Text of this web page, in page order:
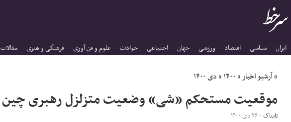
ایران سیاسی اقتصاد ورزشی جهان اجتماعی حوادث علوم و فن آوری فرهنگی و هنری مقالات
»آرشیو اخبار»۱۴۰۰»دی ۱۴۰۰
موقعیت مستحکم «شی» وضعیت متزلزل رهبری چین
تابناک- ۲۶ دی ۱۴۰۰